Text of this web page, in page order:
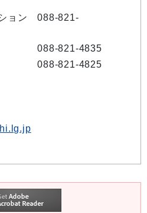
ョン 088-821-
821-4835
821-4825